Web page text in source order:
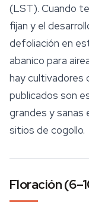
(LST). Cuando
fijan y el
defoliación en
abanico para
hay cultivadores
publicados son
grandes y sanas
sitios de cogollo.
Floración